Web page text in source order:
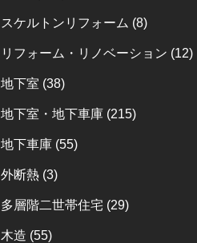
スケルトンリフォーム (8)
リフォーム・リノベーション (12)
地下室 (38)
地下室・地下車庫 (215)
地下車庫 (55)
外断熱 (3)
多層階二世帯住宅 (29)
木造 (55)